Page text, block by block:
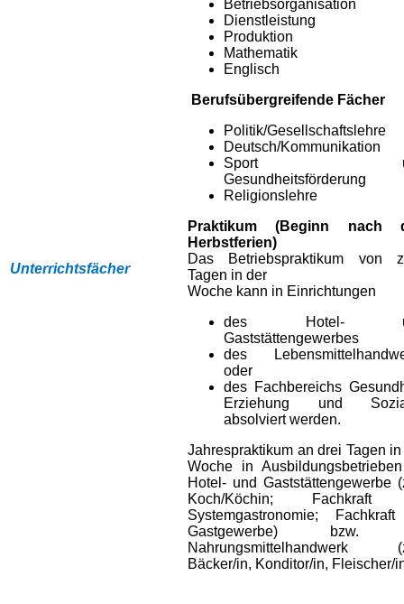
Unterrichtsfächer
Betriebsorganisation
Dienstleistung
Produktion
Mathematik
Englisch
Berufsübergreifende Fächer
Politik/Gesellschaftslehre
Deutsch/Kommunikation
Sport
Gesundheitsförderung
Religionslehre
Praktikum (Beginn nach
Herbstferien)
Das Betriebspraktikum von
Tagen in der
Woche kann in Einrichtungen
des Hotel-
Gaststättengewerbes
des
oder
des Fachbereichs
Erziehung und
absolviert werden.
Jahrespraktikum an drei Tagen
Woche in
Hotel- und Gaststättengewerbe
Koch/Köchin; Fachkraft
Systemgastronomie;
Gastgewerbe) bzw.
Nahrungsmittelhandwerk
Bäcker/in, Konditor/in, Fleischer/